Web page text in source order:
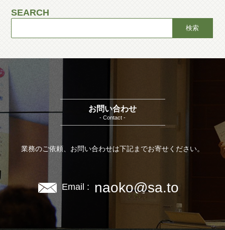
SEARCH
お問い合わせ
- Contact -
業務のご依頼、お問い合わせは下記までお寄せください。
Email : naoko@sa.to